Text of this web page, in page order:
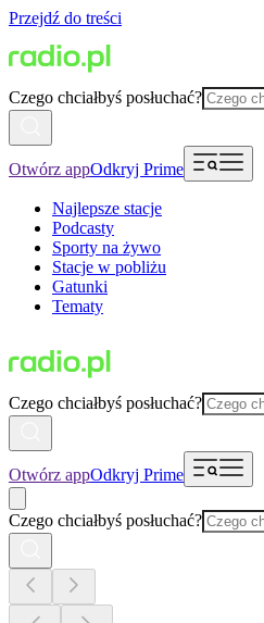
Przejdź do treści
Czego chciałbyś posłuchać?
Otwórz appOdkryj Prime
Najlepsze stacje
Podcasty
Sporty na żywo
Stacje w pobliżu
Gatunki
Tematy
Czego chciałbyś posłuchać?
Otwórz appOdkryj Prime
Czego chciałbyś posłuchać?